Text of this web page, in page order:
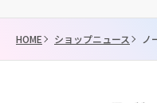
HOME ショップニュース ノ